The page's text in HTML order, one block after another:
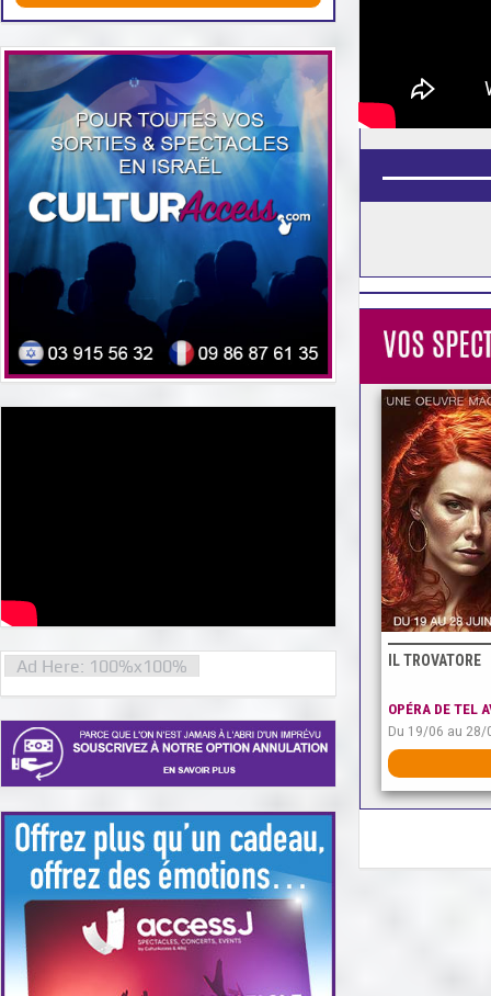
IL TROVATORE
OPÉRA DE TEL
Du 19/06 au
Ad Here: 100%x100%